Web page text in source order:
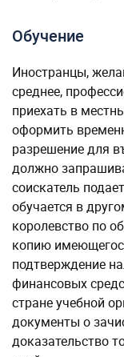
Обучение
Иностранцы,
среднее,
приехать в
оформить
разрешение для
должно
соискатель
обучается в
королевство по
копию
подтверждение
финансовых
стране учебной
документы о
доказательство